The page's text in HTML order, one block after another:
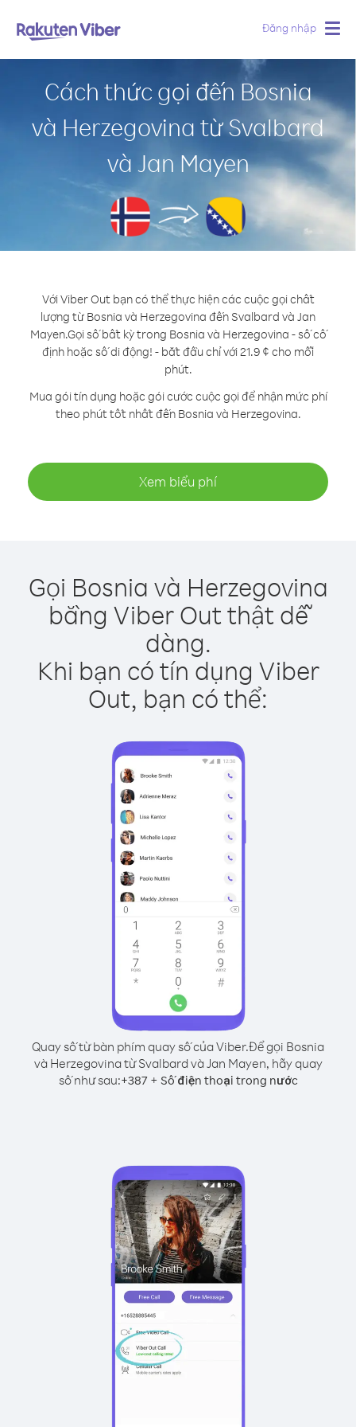
Đăng nhập
Cách thức gọi đến Bosnia
và Herzegovina từ Svalbard
và Jan Mayen
Với Viber Out bạn có thể thực hiện các cuộc gọi chất
lượng từ Bosnia và Herzegovina đến Svalbard và Jan
Mayen.Gọi số bất kỳ trong Bosnia và Herzegovina - số cố
định hoặc số di động! - bắt đầu chỉ với 21.9 ¢ cho mỗi
phút.
Mua gói tín dụng hoặc gói cước cuộc gọi để nhận mức phí
theo phút tốt nhất đến Bosnia và Herzegovina.
Xem biểu phí
Gọi Bosnia và Herzegovina
bằng Viber Out thật dễ
dàng.
Khi bạn có tín dụng Viber
Out, bạn có thể:
Quay số từ bàn phím quay số của Viber.Để gọi Bosnia
và Herzegovina từ Svalbard và Jan Mayen, hãy quay
số như sau:+387+ Số điện thoại trong nước